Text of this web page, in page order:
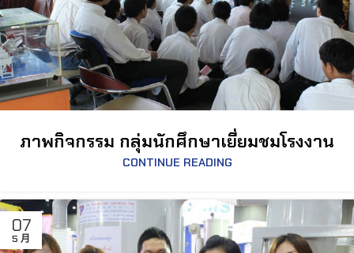
ภาพกิจกรรม กลุ่มนักศึกษาเยี่ยมชมโรงงาน
CONTINUE READING
07
5 月